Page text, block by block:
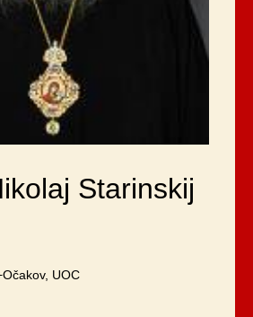
Starinskij
UOC